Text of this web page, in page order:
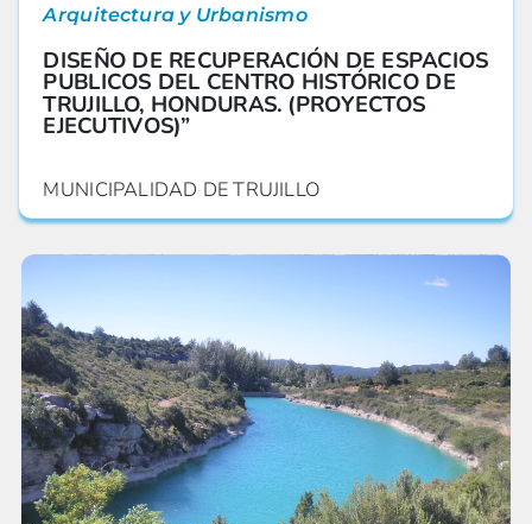
Arquitectura y Urbanismo
DISEÑO DE RECUPERACIÓN DE ESPACIOS
PUBLICOS DEL CENTRO HISTÓRICO DE
TRUJILLO, HONDURAS. (PROYECTOS
EJECUTIVOS)”
MUNICIPALIDAD DE TRUJILLO